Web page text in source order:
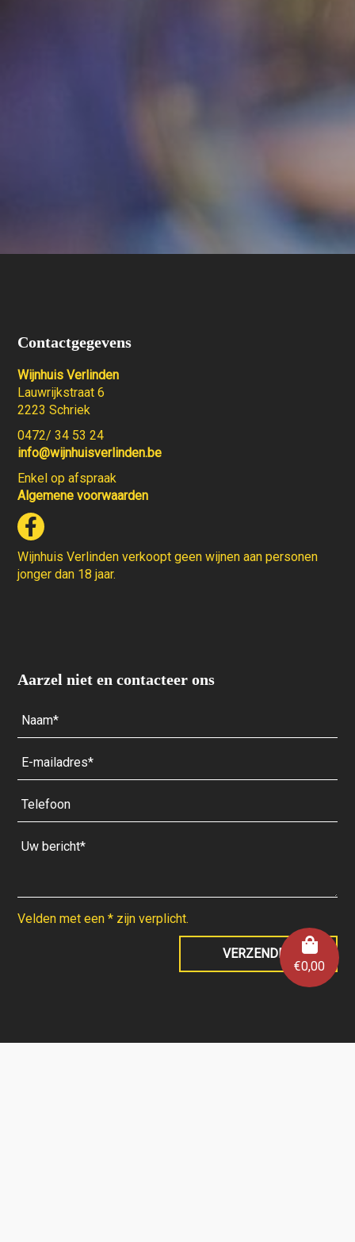
€0,00
Contactgegevens
Wijnhuis Verlinden
Lauwrijkstraat 6
2223 Schriek
0472/ 34 53 24
info@wijnhuisverlinden.be
Enkel op afspraak
Algemene voorwaarden
Wijnhuis Verlinden verkoopt geen wijnen aan personen
jonger dan 18 jaar.
Aarzel niet en contacteer ons
Velden met een * zijn verplicht.